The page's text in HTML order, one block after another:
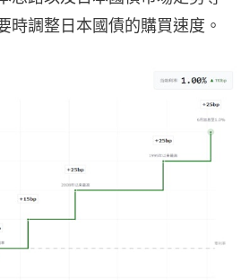
時調整日本國債的購買速度。